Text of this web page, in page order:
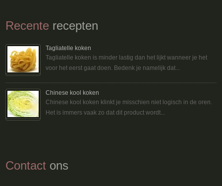
Recente recepten
Tagliatelle koken
Tagliatelle koken is minder lastig dan het lijkt wanneer je het
voor het eerst gaat doen. Bedenk je namelijk dat...
Chinese kool koken
Chinese kool koken klinkt je misschien niet logisch in de oren.
Het is immers vaak zo dat dit product wordt...
Contact ons